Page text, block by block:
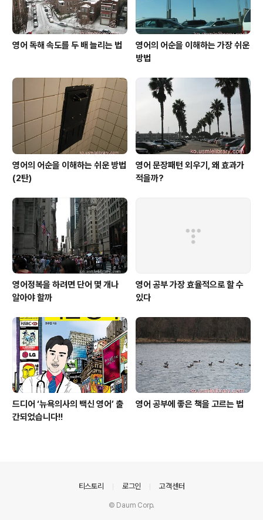
영어 독해 속도를 두 배 늘리는 법
영어의 어순을 이해하는 가장 쉬운
방법
영어의 어순을 이해하는 쉬운 방법
(2탄)
영어 문장패턴 외우기, 왜 효과가
적을까?
영어정복을 하려면 단어 몇 개나
알아야 할까
영어 공부 가장 효율적으로 할 수
있다
드디어 ‘뉴욕의사의 백신 영어’ 출
간되었습니다!!
영어 공부에 좋은 책을 고르는 법
티스토리 로그인 고객센터
© Daum Corp.